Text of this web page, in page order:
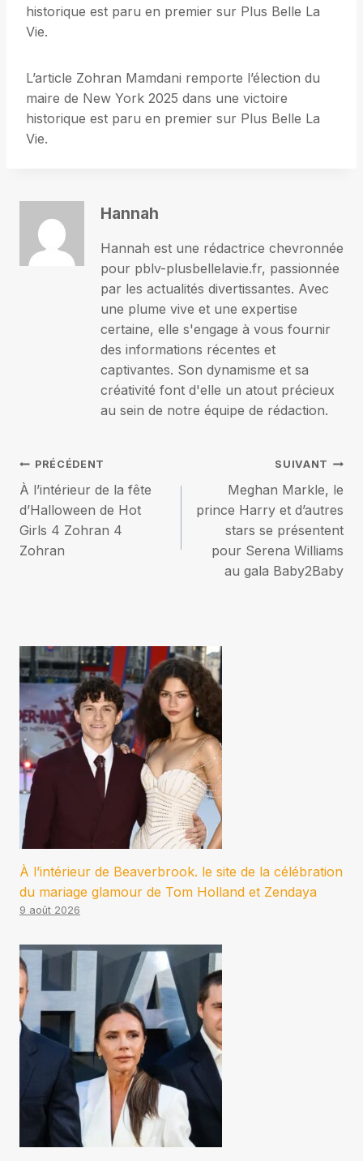
historique est paru en premier sur Plus Belle La
Vie.
L’article Zohran Mamdani remporte l’élection du
maire de New York 2025 dans une victoire
historique est paru en premier sur Plus Belle La
Vie.
Hannah
Hannah est une rédactrice chevronnée
pour pblv-plusbellelavie.fr, passionnée
par les actualités divertissantes. Avec
une plume vive et une expertise
certaine, elle s'engage à vous fournir
des informations récentes et
captivantes. Son dynamisme et sa
créativité font d'elle un atout précieux
au sein de notre équipe de rédaction.
Navigation
de
l’article
PRÉCÉDENT
À l’intérieur de la fête
d’Halloween de Hot
Girls 4 Zohran 4
Zohran
SUIVANT
Meghan Markle, le
prince Harry et d’autres
stars se présentent
pour Serena Williams
au gala Baby2Baby
À l’intérieur de Beaverbrook. le site de la célébration
du mariage glamour de Tom Holland et Zendaya
9 août 2026